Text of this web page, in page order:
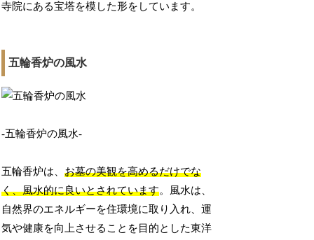
寺院にある宝塔を模した形をしています。
五輪香炉の風水
-五輪香炉の風水-
五輪香炉は、お墓の美観を高めるだけでな
く、風水的に良いとされています。風水は、
自然界のエネルギーを住環境に取り入れ、運
気や健康を向上させることを目的とした東洋